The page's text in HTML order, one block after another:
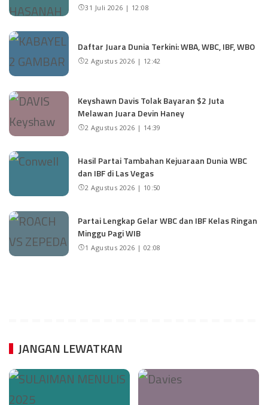
31 Juli 2026 | 12:08
Daftar Juara Dunia Terkini: WBA, WBC, IBF, WBO
2 Agustus 2026 | 12:42
Keyshawn Davis Tolak Bayaran $2 Juta
Melawan Juara Devin Haney
2 Agustus 2026 | 14:39
Hasil Partai Tambahan Kejuaraan Dunia WBC
dan IBF di Las Vegas
2 Agustus 2026 | 10:50
Partai Lengkap Gelar WBC dan IBF Kelas Ringan
Minggu Pagi WIB
1 Agustus 2026 | 02:08
JANGAN LEWATKAN